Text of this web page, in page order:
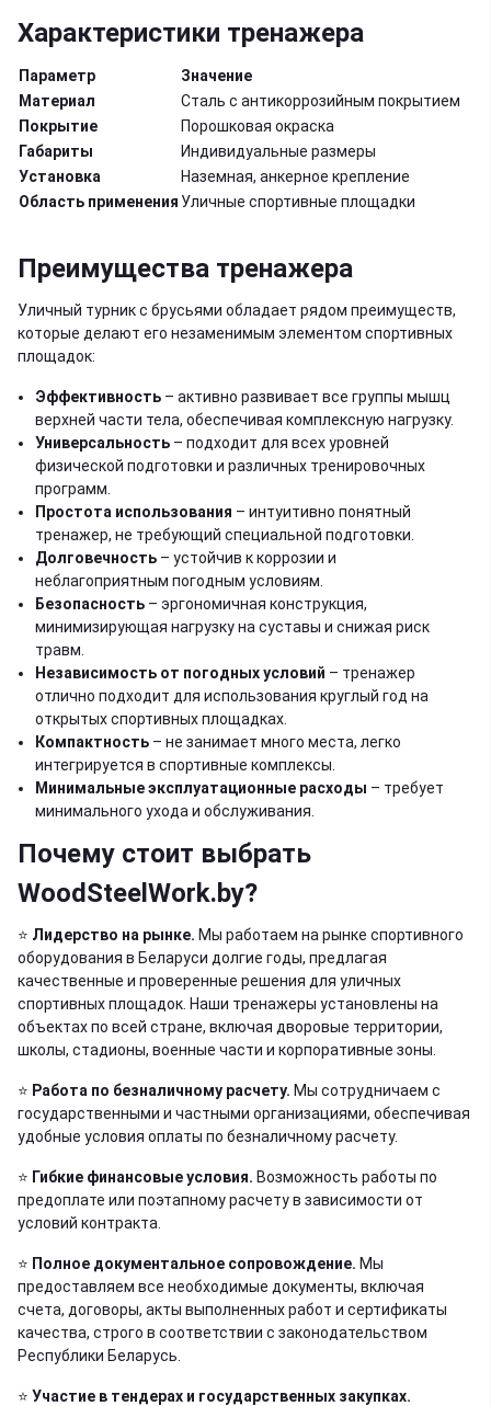
Характеристики тренажера
Параметр
Значение
Материал
Сталь с антикоррозийным покрытием
Покрытие
Порошковая окраска
Габариты
Индивидуальные размеры
Установка
Наземная, анкерное крепление
Область применения Уличные спортивные площадки
Преимущества тренажера
Уличный турник с брусьями обладает рядом преимуществ,
которые делают его незаменимым элементом спортивных
площадок:
Эффективность – активно развивает все группы мышц
верхней части тела, обеспечивая комплексную нагрузку.
Универсальность – подходит для всех уровней
физической подготовки и различных тренировочных
программ.
Простота использования – интуитивно понятный
тренажер, не требующий специальной подготовки.
Долговечность – устойчив к коррозии и
неблагоприятным погодным условиям.
Безопасность – эргономичная конструкция,
минимизирующая нагрузку на суставы и снижая риск
травм.
Независимость от погодных условий – тренажер
отлично подходит для использования круглый год на
открытых спортивных площадках.
Компактность – не занимает много места, легко
интегрируется в спортивные комплексы.
Минимальные эксплуатационные расходы – требует
минимального ухода и обслуживания.
Почему стоит выбрать
WoodSteelWork.by?
⭐️ Лидерство на рынке. Мы работаем на рынке спортивного
оборудования в Беларуси долгие годы, предлагая
качественные и проверенные решения для уличных
спортивных площадок. Наши тренажеры установлены на
объектах по всей стране, включая дворовые территории,
школы, стадионы, военные части и корпоративные зоны.
⭐️ Работа по безналичному расчету. Мы сотрудничаем с
государственными и частными организациями, обеспечивая
удобные условия оплаты по безналичному расчету.
⭐️ Гибкие финансовые условия. Возможность работы по
предоплате или поэтапному расчету в зависимости от
условий контракта.
⭐️ Полное документальное сопровождение. Мы
предоставляем все необходимые документы, включая
счета, договоры, акты выполненных работ и сертификаты
качества, строго в соответствии с законодательством
Республики Беларусь.
⭐️ Участие в тендерах и государственных закупках.